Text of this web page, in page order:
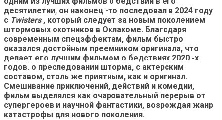
десятилетии, он наконец -то последовал в 2024 году
с Twisters , который следует за новым поколением
штормовых охотников в Оклахоме. Благодаря
современным спецэффектам, фильм быстро
оказался достойным преемником оригинала, что
делает его лучшим фильмом о бедствиях 2020 -х
годов. о преследовании шторма, с актерским
составом, столь же приятным, как и оригинал.
Смешивание приключений, действий и комедии,
фильм выделялся как очаровательный перерыв от
супергероев и научной фантастики, возрождая жанр
катастрофы для нового поколения.